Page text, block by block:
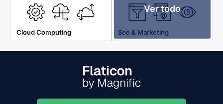
Cloud Computing
Ver todo
Seo & Marketing